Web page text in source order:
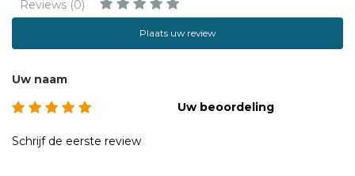
Reviews (0)
Plaats uw review
Uw naam
Uw beoordeling
Schrijf de eerste review